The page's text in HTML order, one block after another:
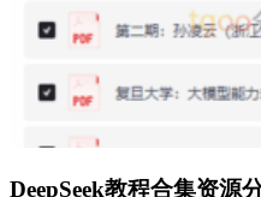
DeepSeek教程合集资源